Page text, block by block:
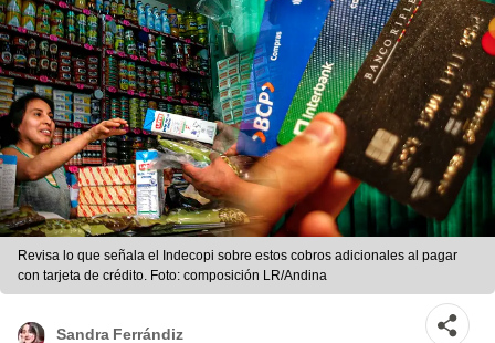
Revisa lo que señala el Indecopi sobre estos cobros adicionales al pagar
con tarjeta de crédito. Foto: composición LR/Andina
Sandra Ferrándiz